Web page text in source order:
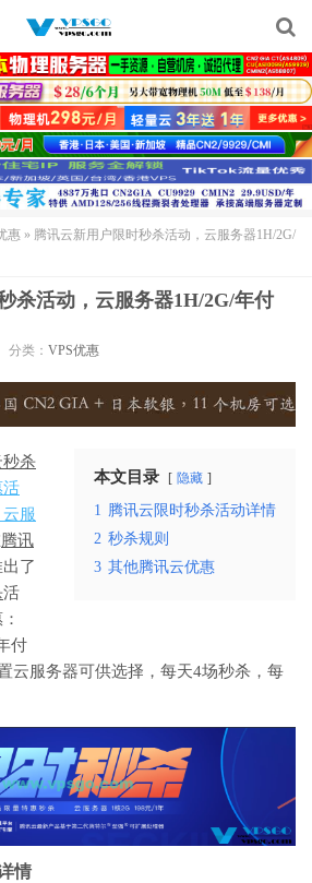
惠 » 腾讯云新用户限时秒杀活动，云服务器1H/2G/
杀活动，云服务器1H/2G/年付
分类： VPS优惠
本文目录 隐藏
1 腾讯云限时秒杀活动详情
2 秒杀规则
3 其他腾讯云优惠
秒杀
活
服
腾讯
了
活
付
云服务器可供选择，每天4场秒杀，每
情